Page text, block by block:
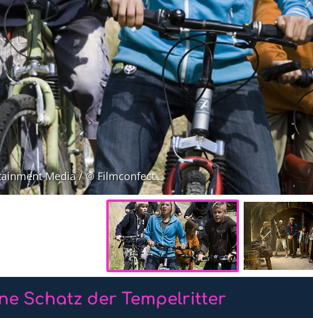
Media / © Filmconfect
Schatz der Tempelritter